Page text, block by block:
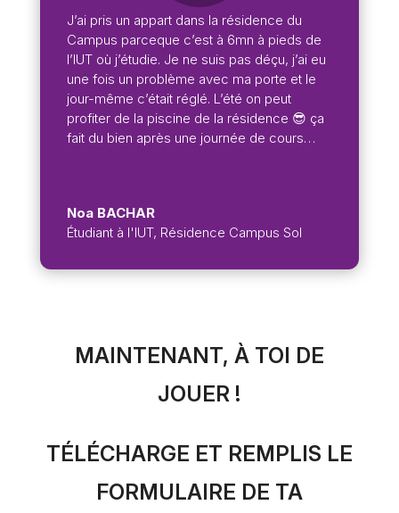
J’ai pris un appart dans la résidence du
Campus parceque c’est à 6mn à pieds de
l’IUT où j’étudie. Je ne suis pas déçu, j’ai eu
une fois un problème avec ma porte et le
jour-même c’était réglé. L’été on peut
profiter de la piscine de la résidence 😎 ça
fait du bien après une journée de cours…
Noa BACHAR
Étudiant à l'IUT, Résidence Campus Sol
MAINTENANT, À TOI DE
JOUER !
TÉLÉCHARGE ET REMPLIS LE
FORMULAIRE DE TA